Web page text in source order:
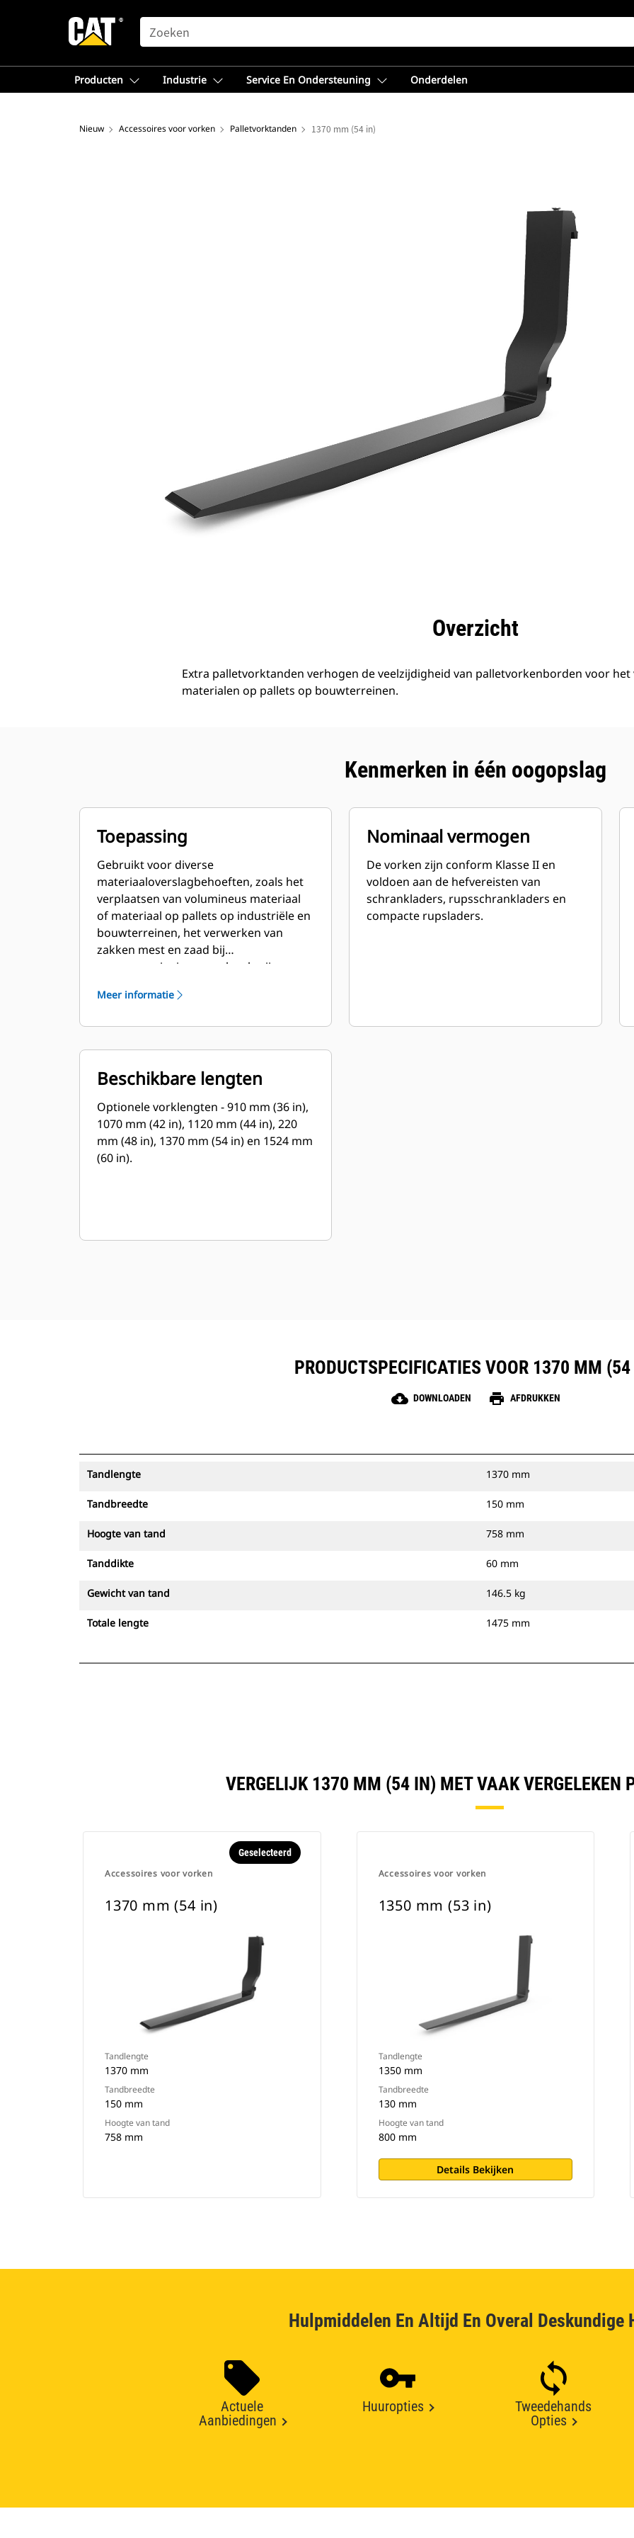
SEARCH
Producten Industrie Service En Ondersteuning Onderdelen
Nieuw Accessoires voor vorken Palletvorktanden 1370 mm (54 in)
Overzicht
Extra palletvorktanden verhogen de veelzijdigheid van palletvorkenborden voor
materialen op pallets op bouwterreinen.
Kenmerken in één oogopslag
Toepassing
Gebruikt voor diverse
materiaaloverslagbehoeften, zoals het
verplaatsen van volumineus materiaal
of materiaal op pallets op industriële en
bouwterreinen, het verwerken van
zakken mest en zaad bij
groenvoorzieningen en kwekerijen, en
Meer informatie
Nominaal vermogen
De vorken zijn conform Klasse II en
voldoen aan de hefvereisten van
schrankladers, rupsschrankladers en
compacte rupsladers.
Beschikbare lengten
Optionele vorklengten - 910 mm (36 in),
1070 mm (42 in), 1120 mm (44 in), 220
mm (48 in), 1370 mm (54 in) en 1524 mm
(60 in).
PRODUCTSPECIFICATIES VOOR 1370 MM
cloud_download DOWNLOADEN print AFDRUKKEN
Tandlengte 1370 mm
Tandbreedte 150 mm
Hoogte van tand 758 mm
Tanddikte 60 mm
Gewicht van tand 146.5 kg
Totale lengte 1475 mm
VERGELIJK 1370 MM (54 IN) MET VAAK VERGELEKEN
Accessoires voor vorken
Geselecteerd
1370 mm (54 in)
Tandlengte
1370 mm
Tandbreedte
150 mm
Hoogte van tand
758 mm
Accessoires voor vorken
1350 mm (53 in)
Tandlengte
1350 mm
Tandbreedte
130 mm
Hoogte van tand
800 mm
Details Bekijken
Hulpmiddelen En Altijd En Overal Deskundige
Actuele
Aanbiedingen
Huuropties
Tweedehands
Opties